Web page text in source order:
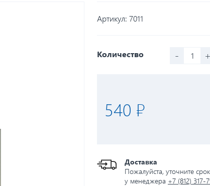
Артикул: 7011
Количество - +
540 ₽
Доставка
Пожалуйста, уточните
у менеджера +7 (812) 317-